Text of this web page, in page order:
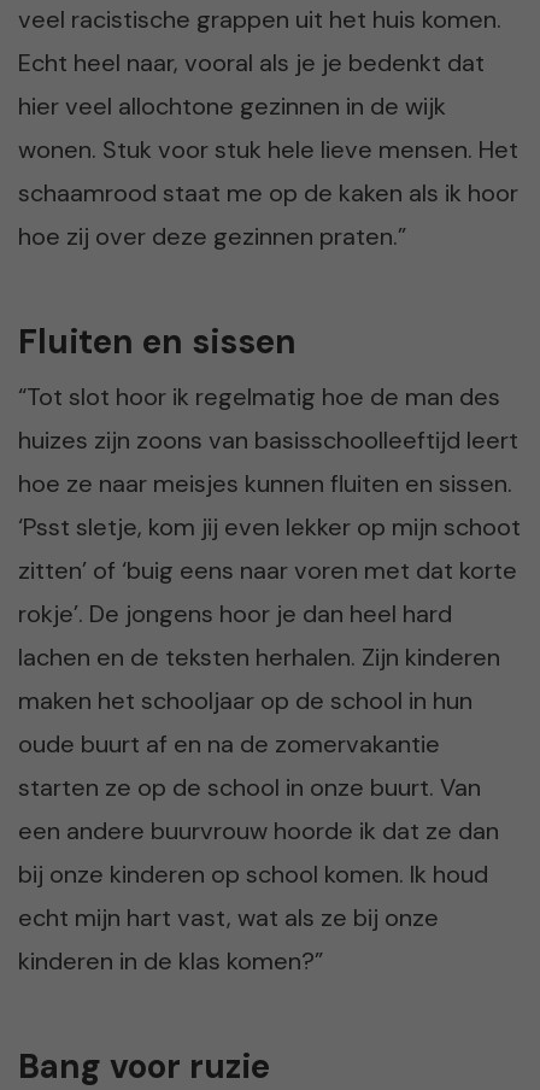
veel racistische grappen uit het huis komen.
Echt heel naar, vooral als je je bedenkt dat
hier veel allochtone gezinnen in de wijk
wonen. Stuk voor stuk hele lieve mensen. Het
schaamrood staat me op de kaken als ik hoor
hoe zij over deze gezinnen praten.”
Fluiten en sissen
“Tot slot hoor ik regelmatig hoe de man des
huizes zijn zoons van basisschoolleeftijd leert
hoe ze naar meisjes kunnen fluiten en sissen.
‘Psst sletje, kom jij even lekker op mijn schoot
zitten’ of ‘buig eens naar voren met dat korte
rokje’. De jongens hoor je dan heel hard
lachen en de teksten herhalen. Zijn kinderen
maken het schooljaar op de school in hun
oude buurt af en na de zomervakantie
starten ze op de school in onze buurt. Van
een andere buurvrouw hoorde ik dat ze dan
bij onze kinderen op school komen. Ik houd
echt mijn hart vast, wat als ze bij onze
kinderen in de klas komen?”
Bang voor ruzie